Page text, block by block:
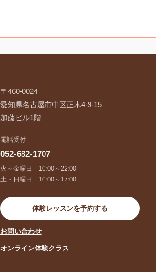
〒460-0024
愛知県名古屋市中区正木4-9-15
加藤ビル1階
電話受付
052-682-1707
火～金曜日 10:00～22:00
土・日曜日 10:00～17:00
体験レッスンを予約する
お問い合わせ
オンライン体験クラス